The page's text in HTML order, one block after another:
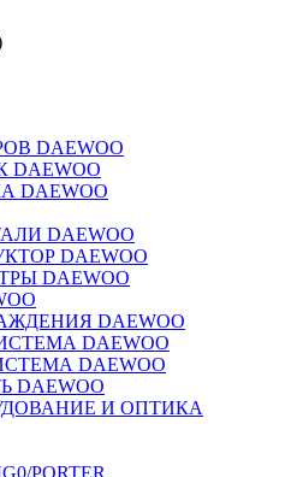
DAEWOO
DAEWOO
DAEWOO
DAEWOO
DAEWOO
DAEWOO
DAEWOO
DAEWOO
DAEWOO
И ОПТИКА
PORTER